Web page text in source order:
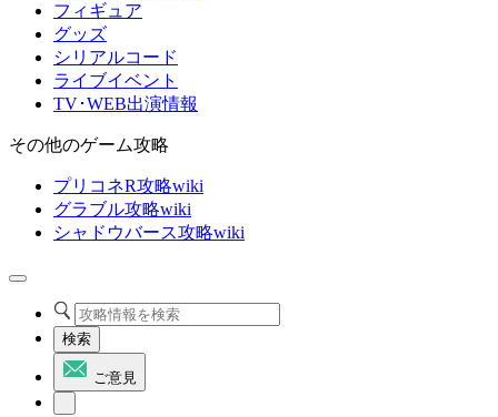
フィギュア
グッズ
シリアルコード
ライブイベント
TV･WEB出演情報
その他のゲーム攻略
プリコネR攻略wiki
グラブル攻略wiki
シャドウバース攻略wiki
検索
ご意見